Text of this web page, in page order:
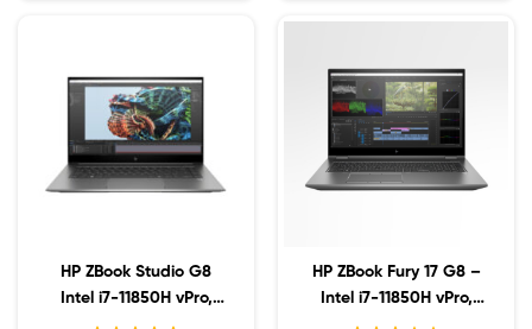
sao
HP ZBook Studio G8
Intel i7-11850H vPro,
32GB, Nvidia A4000
HP ZBook Fury 17 G8 –
Intel i7-11850H vPro,
128GB, 1TB SSD, AMD